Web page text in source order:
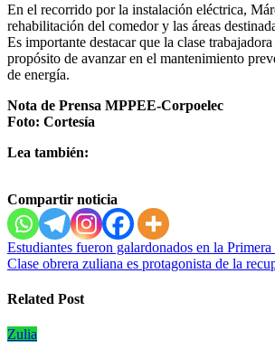
En el recorrido por la instalación eléctrica,
rehabilitación del comedor y las áreas
Es importante destacar que la clase
propósito de avanzar en el mantenimiento
de energía.
Nota de Prensa MPPEE-Corpoelec
Foto: Cortesía
Lea también:
Compartir noticia
Navegación
de
entradas
Estudiantes fueron galardonados en la
Clase obrera zuliana es protagonista de la
Related Post
Zulia